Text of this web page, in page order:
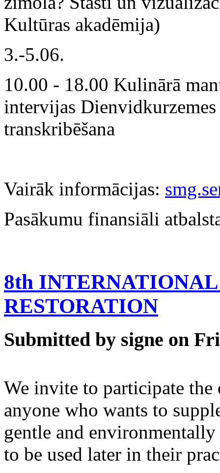
Kultūras akadēmija)
3.-5.06.
10.00 - 18.00 Kulinārā
intervijas
transkribēšana
Vairāk informācijas:
Pasākumu finansiāli
8th
RESTORATION
Submitted by signe on
We invite to participate
anyone who wants to
gentle and
to be used later in their